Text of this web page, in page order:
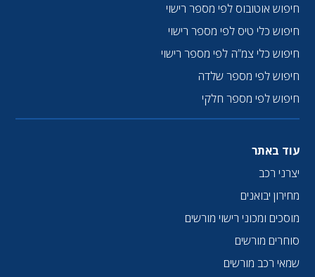
חיפוש אוטובוס לפי מספר רישוי
חיפוש כלי טיס לפי מספר רישוי
חיפוש כלי צמ”ה לפי מספר רישוי
חיפוש לפי מספר שלדה
חיפוש לפי מספר חלקי
עוד באתר
יצרני רכב
מחירון יבואנים
מוסכים ומכוני רישוי מורשים
סוחרים מורשים
שמאי רכב מורשים